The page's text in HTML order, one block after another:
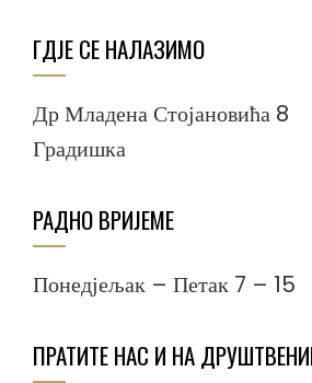
ГДЈЕ СЕ НАЛАЗИМО
Др Младена Стојановића 8
Градишка
РАДНО ВРИЈЕМЕ
Понедјељак – Петак 7 – 15
ПРАТИТЕ НАС И НА